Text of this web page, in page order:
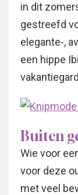
in dit
gestreefd
elegante-,
een hippe
Buiten
Wie voor
voor deze
met veel